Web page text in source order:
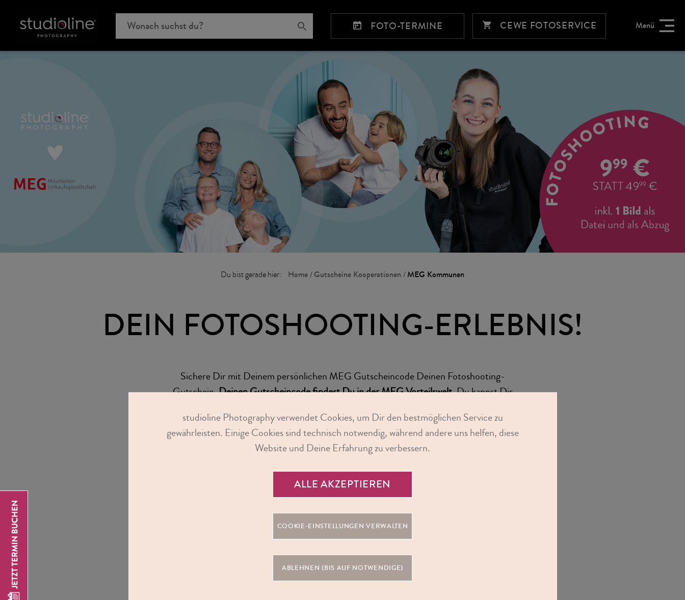
FOTO-TERMINE CEWE FOTOSERVICE Menü
Du bist gerade hier: Home/Gutscheine Kooperationen /MEG Kommunen
DEIN FOTOSHOOTING-ERLEBNIS!
Sichere Dir mit Deinem persönlichen MEG Gutscheincode Deinen Fotoshooting-
Gutschein.Deinen Gutscheincode findest Du in der MEG Vorteilswelt.Du kannst Dir
studioline Photography verwendet Cookies, um Dir den bestmöglichen Service zu
gewährleisten. Einige Cookies sind technisch notwendig, während andere uns helfen, diese
Website und Deine Erfahrung zu verbessern.
ALLE AKZEPTIEREN
COOKIE-EINSTELLUNGEN VERWALTEN
ABLEHNEN (BIS AUF NOTWENDIGE)